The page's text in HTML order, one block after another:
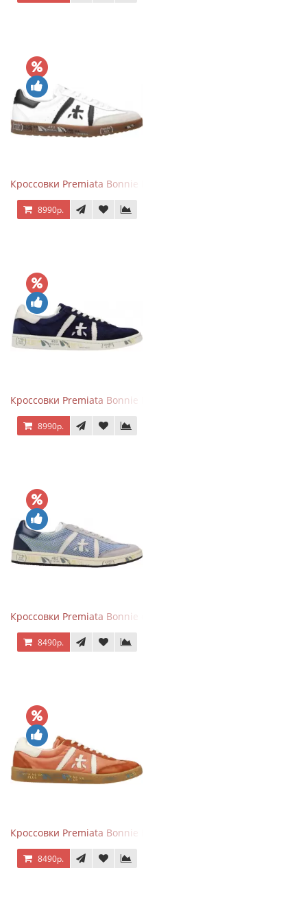
Кроссовки Premiata Bonnie Black White
8990р.
Кроссовки Premiata Bonnie Blue
8990р.
Кроссовки Premiata Bonnie серо-голубые
8490р.
Кроссовки Premiata Bonnie Brick Orange
8490р.